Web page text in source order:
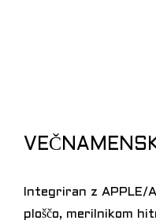
Integriran z APPLE/
ploščo, merilnikom